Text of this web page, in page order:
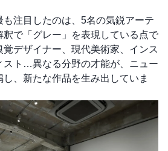
注目したのは、5名の気鋭アーテ
釈で「グレー」を表現している点で
デザイナー、現代美術家、インス
スト…異なる分野の才能が、ニュー
、新たな作品を生み出していま